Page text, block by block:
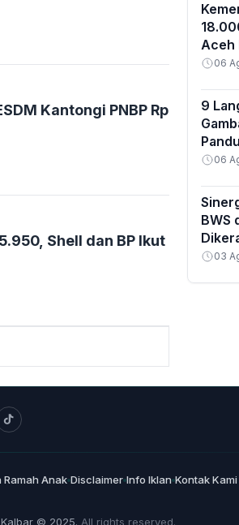
Kantongi PNBP Rp
Shell dan BP Ikut
Aceh
06
9
06
BWS
03
Ramah Anak Disclaimer Info Iklan Kontak Kami
© 2025. All rights reserved.